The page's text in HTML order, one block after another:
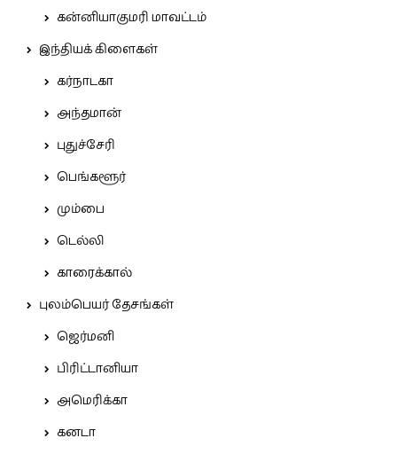
கன்னியாகுமரி மாவட்டம்
இந்தியக் கிளைகள்
கர்நாடகா
அந்தமான்
புதுச்சேரி
பெங்களூர்
மும்பை
டெல்லி
காரைக்கால்
புலம்பெயர் தேசங்கள்
ஜெர்மனி
பிரிட்டானியா
அமெரிக்கா
கனடா